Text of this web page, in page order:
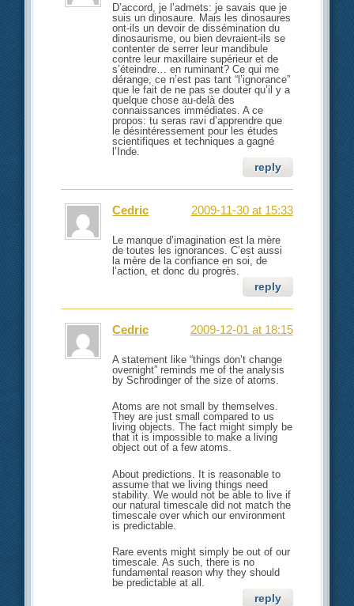
D’accord, je l’admets: je savais que je
suis un dinosaure. Mais les dinosaures
ont-ils un devoir de dissémination du
dinosaurisme, ou bien devraient-ils se
contenter de serrer leur mandibule
contre leur maxillaire supérieur et de
s’éteindre… en ruminant? Ce qui me
dérange, ce n’est pas tant “l’ignorance”
que le fait de ne pas se douter qu’il y a
quelque chose au-delà des
connaissances immédiates. A ce
propos: tu seras ravi d’apprendre que
le désintéressement pour les études
scientifiques et techniques a gagné
l’Inde.
reply
Cedric 2009-11-30 at 15:33
Le manque d’imagination est la mère
de toutes les ignorances. C’est aussi
la mère de la confiance en soi, de
l’action, et donc du progrès.
reply
Cedric 2009-12-01 at 18:15
A statement like “things don’t change
overnight” reminds me of the analysis
by Schrodinger of the size of atoms.
Atoms are not small by themselves.
They are just small compared to us
living objects. The fact might simply be
that it is impossible to make a living
object out of a few atoms.
About predictions. It is reasonable to
assume that we living things need
stability. We would not be able to live if
our natural timescale did not match the
timescale over which our environment
is predictable.
Rare events might simply be out of our
timescale. As such, there is no
fundamental reason why they should
be predictable at all.
reply